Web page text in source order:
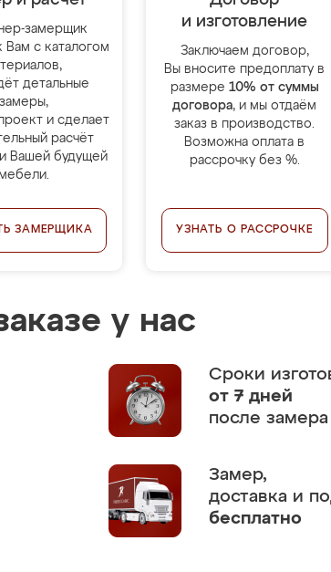
замерщик
Вам с каталогом
детальные
замеры,
и сделает
расчёт
Вашей будущей
мебели.
ЗАМЕРЩИКА
и изготовление
Заключаем договор,
Вы вносите предоплату в
размере 10% от суммы
договора, и мы отдаём
заказ в производство.
Возможна оплата в
рассрочку без %.
УЗНАТЬ О РАССРОЧКЕ
у нас
Сроки
от 7 дней
после замера
Замер,
доставка и
бесплатно